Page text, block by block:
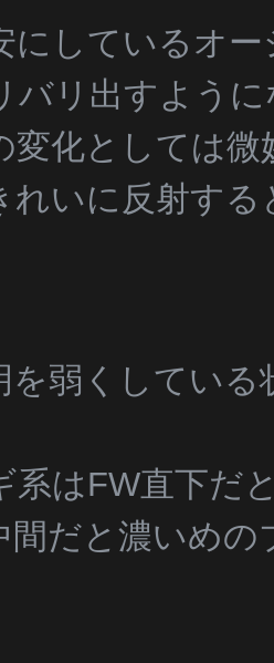
にしているオ
バリ出すよう
変化としては
れいに反射す
を弱くしてい
系はFW直下だ
間だと濃いめ